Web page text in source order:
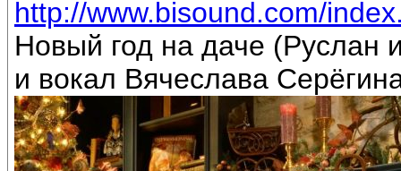
http://www.bisound.com/
Новый год на даче
и вокал Вячеслава